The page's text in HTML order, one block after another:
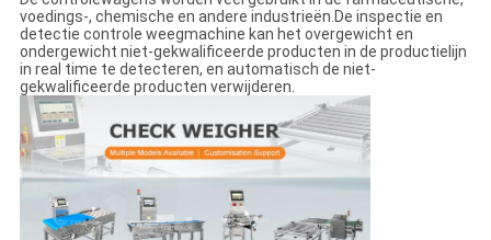
voedings-, chemische en andere industrieën.De inspectie en
detectie controle weegmachine kan het overgewicht en
ondergewicht niet-gekwalificeerde producten in de productielijn
in real time te detecteren, en automatisch de niet-
gekwalificeerde producten verwijderen.